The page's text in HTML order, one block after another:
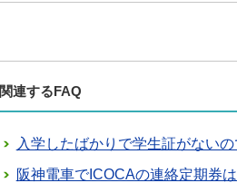
関連するFAQ
入学したばかりで学生証がない
阪神電車でICOCAの連絡定期券